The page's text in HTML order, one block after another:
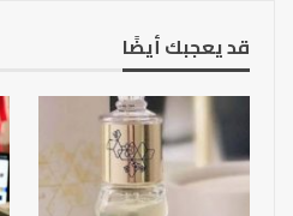
قد يعجبك أيضًا